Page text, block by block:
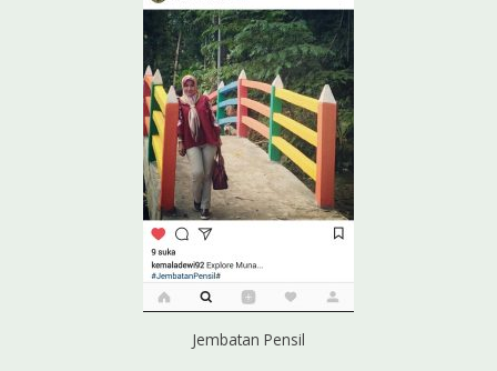
Jembatan Pensil